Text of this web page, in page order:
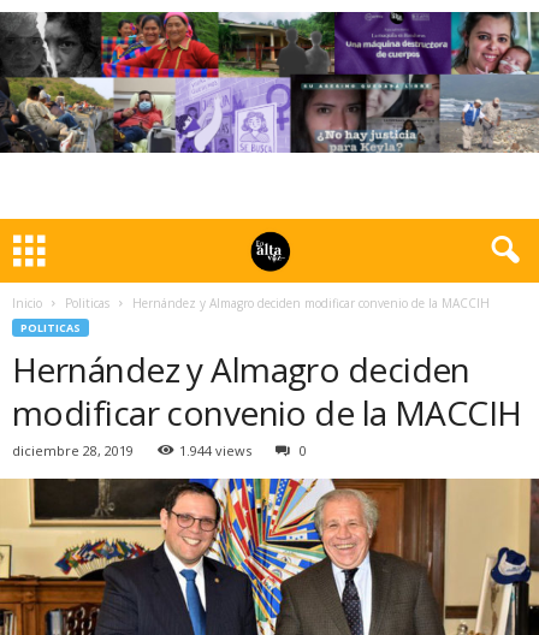
Inicio Politicas Hernández y Almagro deciden modificar convenio de la MACCIH
POLITICAS
Hernández y Almagro deciden
modificar convenio de la MACCIH
diciembre 28, 2019 1.944 views 0